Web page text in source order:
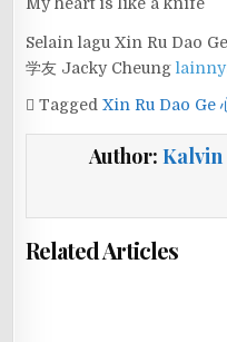
Selain lagu Xin Ru Dao
学友 Jacky Cheung
TaggedXin Ru Dao Ge
Author: Kalvin
Related Articles